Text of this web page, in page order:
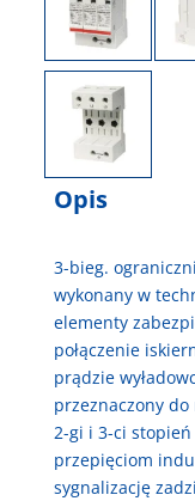
Opis
3-bieg.
wykonany w
elementy
połączenie
prądzie
przeznaczony
2-gi i 3-ci
przepięciom
sygnalizację